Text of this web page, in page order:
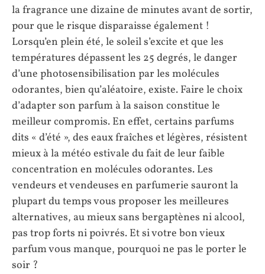
la fragrance une dizaine de minutes avant de sortir,
pour que le risque disparaisse également !
Lorsqu’en plein été, le soleil s’excite et que les
températures dépassent les 25 degrés, le danger
d’une photosensibilisation par les molécules
odorantes, bien qu’aléatoire, existe. Faire le choix
d’adapter son parfum à la saison constitue le
meilleur compromis. En effet, certains parfums
dits « d’été », des eaux fraîches et légères, résistent
mieux à la météo estivale du fait de leur faible
concentration en molécules odorantes. Les
vendeurs et vendeuses en parfumerie sauront la
plupart du temps vous proposer les meilleures
alternatives, au mieux sans bergaptènes ni alcool,
pas trop forts ni poivrés. Et si votre bon vieux
parfum vous manque, pourquoi ne pas le porter le
soir ?